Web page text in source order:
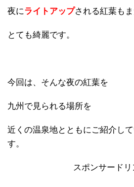
夜にライトアップされる紅葉も
とても綺麗です。
今回は、そんな夜の紅葉を
九州で見られる場所を
近くの温泉地とともにご紹介し
す。
スポンサードリ